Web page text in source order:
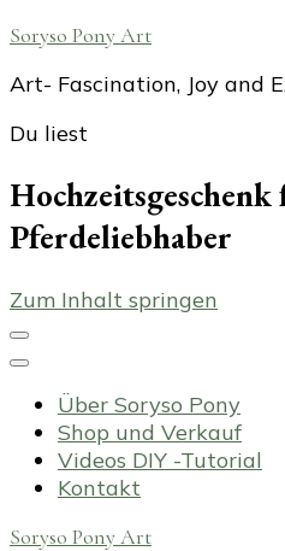
Soryso Pony Art
Art- Fascination, Joy and
Du liest
Pferdeliebhaber
Zum Inhalt springen
Über Soryso Pony
Shop und Verkauf
Videos DIY -Tutorial
Kontakt
Soryso Pony Art